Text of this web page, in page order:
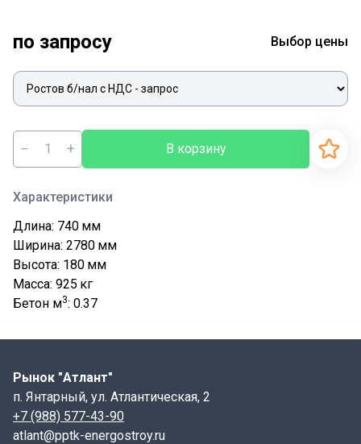
по запросу Выбор цены
− + В корзину
Характеристики
Длина: 740 мм
Ширина: 2780 мм
Высота: 180 мм
Масса: 925 кг
Бетон м3: 0.37
Рынок "Атлант"
п. Янтарный, ул. Атлантическая, 2
+7 (988) 577-43-90
atlant@pptk-energostroy.ru